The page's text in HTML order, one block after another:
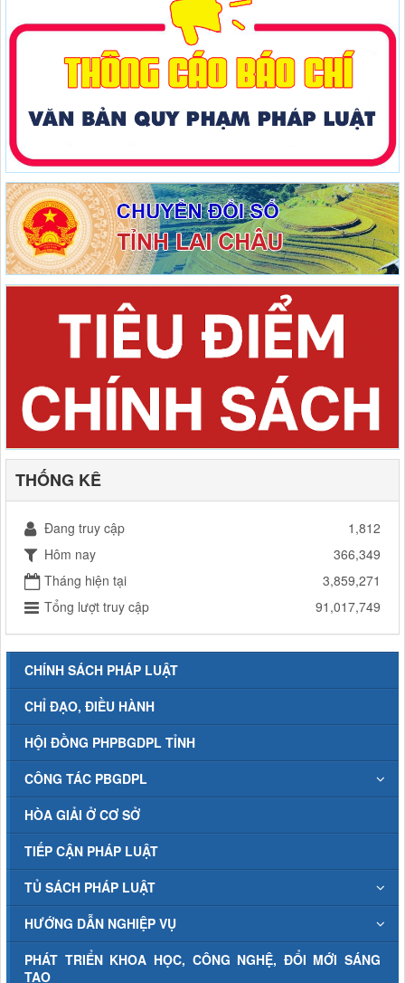
THỐNG KÊ
Đang truy cập
1,812
Hôm nay
366,349
Tháng hiện tại
3,859,271
Tổng lượt truy cập
91,017,749
CHÍNH SÁCH PHÁP LUẬT
CHỈ ĐẠO, ĐIỀU HÀNH
HỘI ĐỒNG PHPBGDPL TỈNH
CÔNG TÁC PBGDPL
HÒA GIẢI Ở CƠ SỞ
TIẾP CẬN PHÁP LUẬT
TỦ SÁCH PHÁP LUẬT
HƯỚNG DẪN NGHIỆP VỤ
PHÁT TRIỂN KHOA HỌC, CÔNG NGHỆ, ĐỔI MỚI SÁNG
TẠO